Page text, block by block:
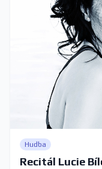
Hudba
Recitál Lucie